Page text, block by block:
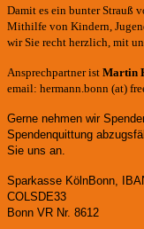
Damit es ein bunter Strauß
Mithilfe von Kindern,
wir Sie recht herzlich, mit
Ansprechpartner ist Martin
email: hermann.bonn (at)
Gerne nehmen wir
Spendenquittung
Sie uns an.
Sparkasse KölnBonn,
COLSDE33
Bonn VR Nr. 8612